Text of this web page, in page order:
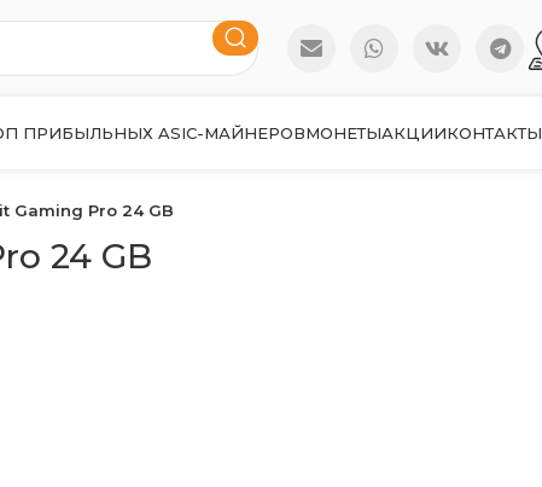
ПРИБЫЛЬНЫХ ASIC-МАЙНЕРОВМОНЕТЫАКЦИИКОНТАКТЫ
Gaming Pro 24 GB
24 GB